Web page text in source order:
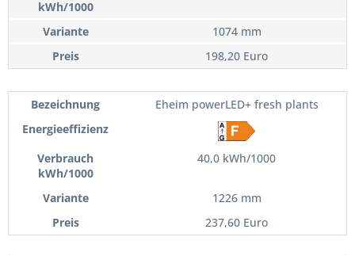
1074 mm
198,20 Euro
Eheim powerLED+ fresh plants
40,0 kWh/1000
1226 mm
237,60 Euro